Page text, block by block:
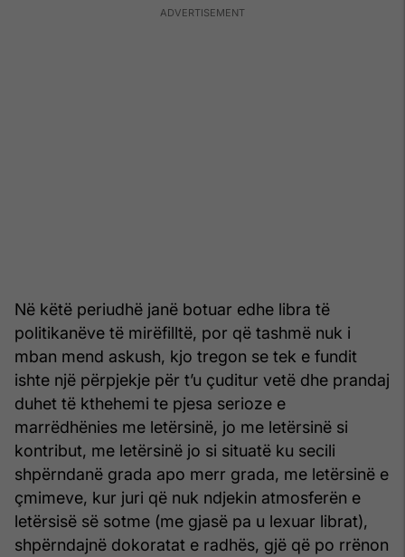
Në këtë periudhë janë botuar edhe libra të
politikanëve të mirëfilltë, por që tashmë nuk i
mban mend askush, kjo tregon se tek e fundit
ishte një përpjekje për t’u çuditur vetë dhe prandaj
duhet të kthehemi te pjesa serioze e
marrëdhënies me letërsinë, jo me letërsinë si
kontribut, me letërsinë jo si situatë ku secili
shpërndanë grada apo merr grada, me letërsinë e
çmimeve, kur juri që nuk ndjekin atmosferën e
letërsisë së sotme (me gjasë pa u lexuar librat),
shpërndajnë dokoratat e radhës, gjë që po rrënon